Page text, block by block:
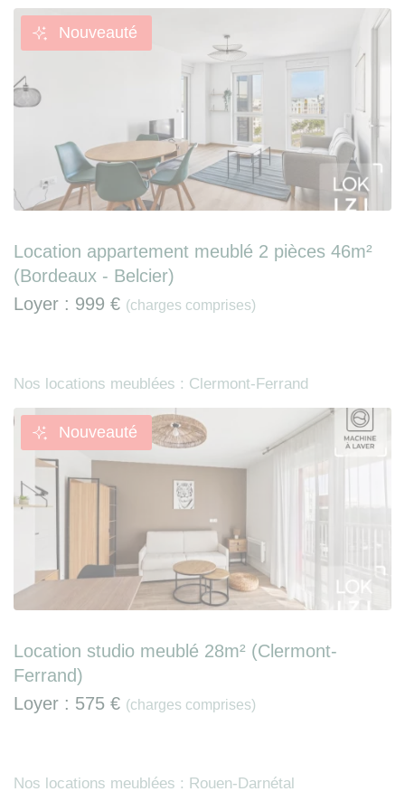
Nouveauté
Location appartement meublé 2 pièces 46m²
(Bordeaux - Belcier)
Loyer : 999 € (charges comprises)
Nos locations meublées : Clermont-Ferrand
Nouveauté
Location studio meublé 28m² (Clermont-
Ferrand)
Loyer : 575 € (charges comprises)
Nos locations meublées : Rouen-Darnétal